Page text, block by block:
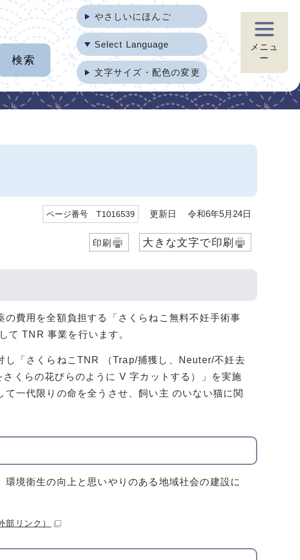
やさしいにほんご
Select Language
文字サイズ・配色の変更
メニュ
ー
ページ番号 T1016539 更新日 令和6年5月24日
印刷 大きな文字で印刷
費用を全額負担する「さくらねこ無料不妊手術事
て TNR 事業を行います。
し「さくらねこTNR （Trap/捕獲し、Neuter/不妊去
くらの花びらのように V 字カットする）」を実施
一代限りの命を全うさせ、飼い主 のいない猫に関
境衛生の向上と思いやりのある地域社会の建設に
部リンク）